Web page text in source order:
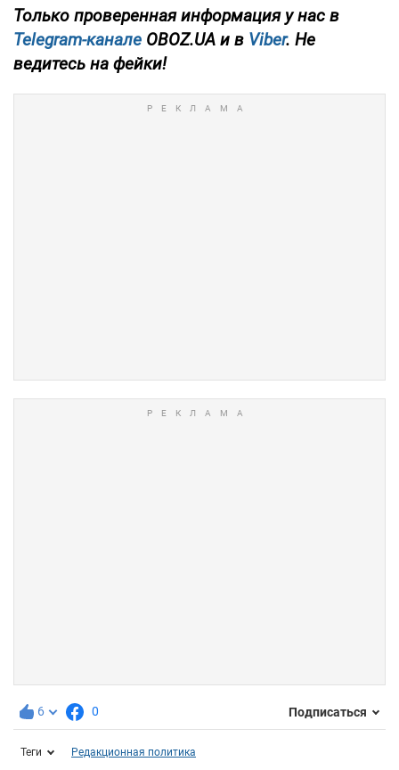
Только проверенная информация у нас в
Telegram-канале OBOZ.UA и в Viber. Не
ведитесь на фейки!
6 0 Подписаться
Теги Редакционная политика